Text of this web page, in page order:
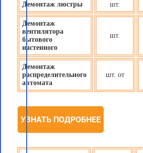
Демонтаж люстры шт.
Демонтаж
вентилятора
бытового
настенного
шт.
Демонтаж
распределительного
автомата
шт. от
УЗНАТЬ ПОДРОБНЕЕ